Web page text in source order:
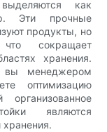
как
Эти прочные
продукты, но
сокращает
хранения.
вы менеджером
оптимизацию
являются